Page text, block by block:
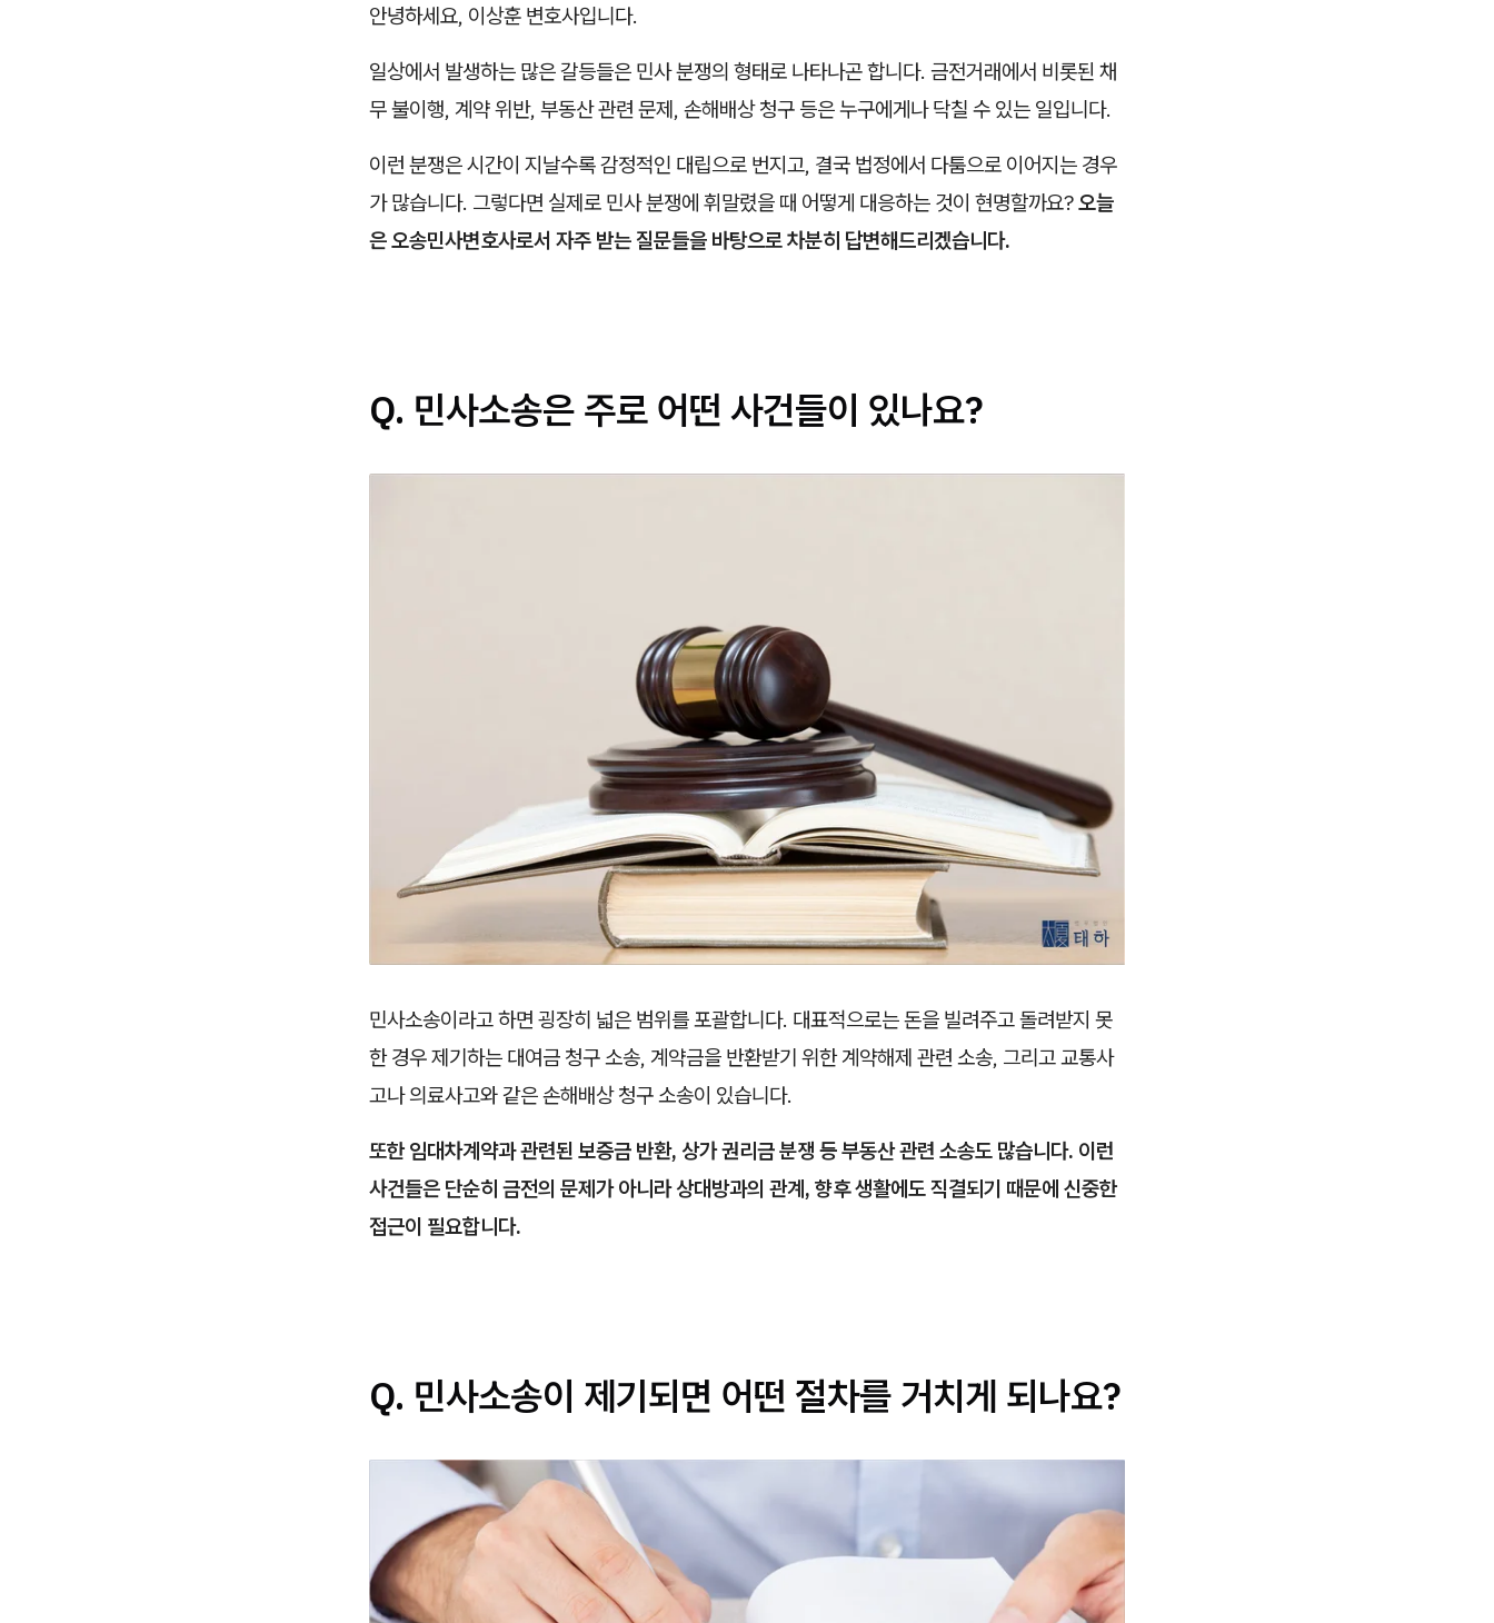
안녕하세요, 이상훈 변호사입니다.
일상에서 발생하는 많은 갈등들은 민사 분쟁의 형태로 나타나곤 합니다. 금전거래에서 비롯된 채
무 불이행, 계약 위반, 부동산 관련 문제, 손해배상 청구 등은 누구에게나 닥칠 수 있는 일입니다.
이런 분쟁은 시간이 지날수록 감정적인 대립으로 번지고, 결국 법정에서 다툼으로 이어지는 경우
가 많습니다. 그렇다면 실제로 민사 분쟁에 휘말렸을 때 어떻게 대응하는 것이 현명할까요?오늘
은 오송민사변호사로서 자주 받는 질문들을 바탕으로 차분히 답변해드리겠습니다.
Q. 민사소송은 주로 어떤 사건들이 있나요?
민사소송이라고 하면 굉장히 넓은 범위를 포괄합니다. 대표적으로는 돈을 빌려주고 돌려받지 못
한 경우 제기하는 대여금 청구 소송, 계약금을 반환받기 위한 계약해제 관련 소송, 그리고 교통사
고나 의료사고와 같은 손해배상 청구 소송이 있습니다.
또한 임대차계약과 관련된 보증금 반환, 상가 권리금 분쟁 등 부동산 관련 소송도 많습니다. 이런
사건들은 단순히 금전의 문제가 아니라 상대방과의 관계, 향후 생활에도 직결되기 때문에 신중한
접근이 필요합니다.
Q. 민사소송이 제기되면 어떤 절차를 거치게 되나요?